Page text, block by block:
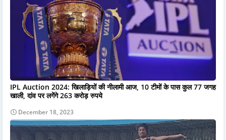
IPL Auction 2024: खिलाड़ियों की नीलामी आज, 10 टीमों के पास कुल 77 जगह
खाली, दांव पर लगेंगे 263 करोड़ रुपये
December 18, 2023